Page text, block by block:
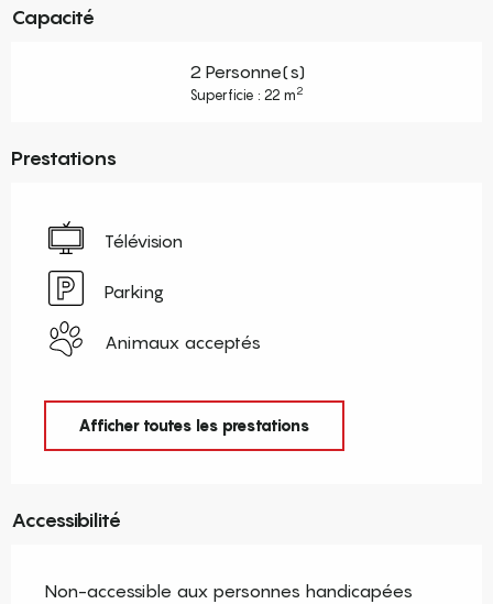
Capacité
2 Personne(s)
Superficie : 22 m2
Prestations
Télévision
Parking
Animaux acceptés
Afficher toutes les prestations
Accessibilité
Non-accessible aux personnes handicapées